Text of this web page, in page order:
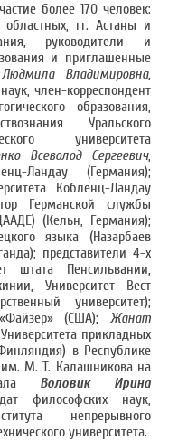
более 170 человек:
гг. Астаны и
руководители и
и приглашенные
Владимировна,
член-корреспондент
образования,
Уральского
университета
Всеволод Сергеевич,
Ландау (Германия);
Кобленц-Ландау
Германской службы
(Кельн, Германия);
языка (Назарбаев
представители 4-х
штата Пенсильвании,
Университет Вест
университет);
(США); Жанат
прикладных
в Республике
им. М. Т. Калашникова на
Воловик Ирина
философских наук,
непрерывного
университета.